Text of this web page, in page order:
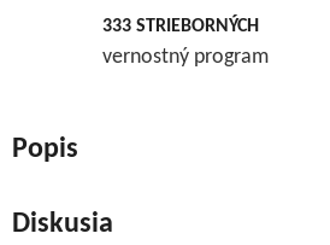
333 STRIEBORNÝCH
vernostný program
Popis
Diskusia